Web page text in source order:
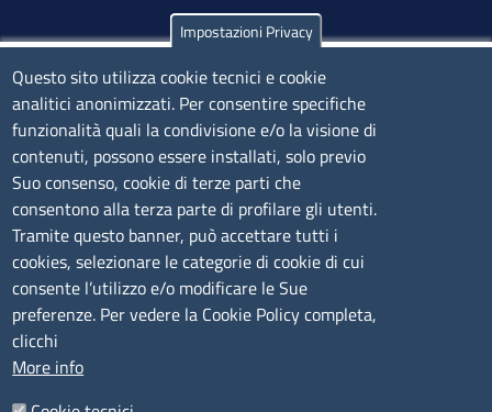
Olbia
Via Nanni 43 - 07026 Olbia
Tel. 0789 66122 | 0789 69580
mail:ufficio.olbia@ss.camcom.it
lunedì al venerdì: 9,00 - 12,00; lunedì pomeriggio: 16,00
- 17,00
CONTATTI
Camera di Commercio, Industria, Artigianato e
Agricoltura di Sassari
Impostazioni Privacy
Questo sito utilizza cookie tecnici e cookie
analitici anonimizzati. Per consentire specifiche
funzionalità quali la condivisione e/o la visione di
contenuti, possono essere installati, solo previo
Suo consenso, cookie di terze parti che
consentono alla terza parte di profilare gli utenti.
Tramite questo banner, può accettare tutti i
cookies, selezionare le categorie di cookie di cui
consente l’utilizzo e/o modificare le Sue
preferenze. Per vedere la Cookie Policy completa,
clicchi
More info